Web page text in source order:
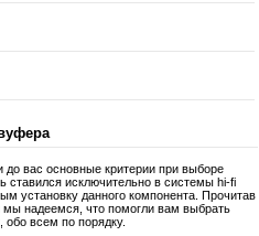
вас основные критерии при выборе
ставился исключительно в системы hi-fi
установку данного компонента. Прочитав
надеемся, что помогли вам выбрать
обо всем по порядку.